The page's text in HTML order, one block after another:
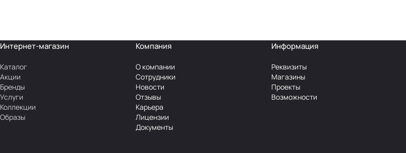
Интернет-магазин
Каталог
Акции
Бренды
Услуги
Коллекции
Образы
Компания
О компании
Сотрудники
Новости
Отзывы
Карьера
Лицензии
Документы
Информация
Реквизиты
Магазины
Проекты
Возможности